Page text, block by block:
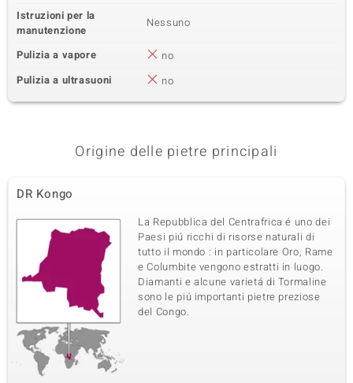
Istruzioni per la
manutenzione
Nessuno
Pulizia a vapore
no
Pulizia a ultrasuoni
no
Origine delle pietre principali
DR Kongo
La Repubblica del Centrafrica é uno dei
Paesi piú ricchi di risorse naturali di
tutto il mondo : in particolare Oro, Rame
e Columbite vengono estratti in luogo.
Diamanti e alcune varietá di Tormaline
sono le piú importanti pietre preziose
del Congo.